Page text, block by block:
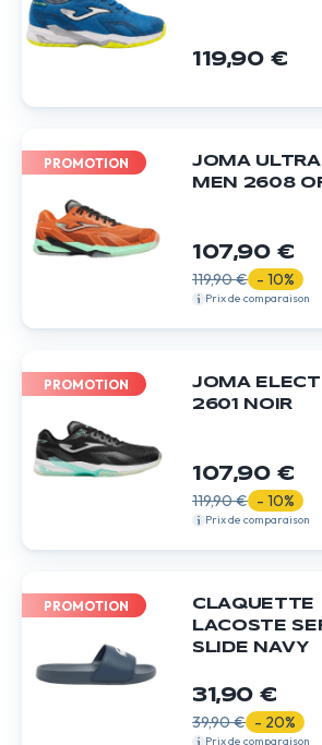
119,90 €
PROMOTION
JOMA
MEN 2608
107,90 €
119,90 € - 10%
Prix de comparaison
PROMOTION
JOMA
2601 NOIR
107,90 €
119,90 € - 10%
Prix de comparaison
PROMOTION
CLAQUETTE
LACOSTE
SLIDE NAVY
31,90 €
39,90 € - 20%
Prix de comparaison